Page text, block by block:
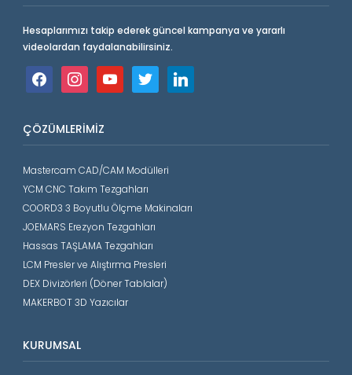
Hesaplarımızı takip ederek güncel kampanya ve yararlı
videolardan faydalanabilirsiniz.
facebookinstagramyoutube twitter linkedin
ÇÖZÜMLERIMIZ
Mastercam CAD/CAM Modülleri
YCM CNC Takım Tezgahları
COORD3 3 Boyutlu Ölçme Makinaları
JOEMARS Erezyon Tezgahları
Hassas TAŞLAMA Tezgahları
LCM Presler ve Alıştırma Presleri
DEX Divizörleri (Döner Tablalar)
MAKERBOT 3D Yazıcılar
KURUMSAL